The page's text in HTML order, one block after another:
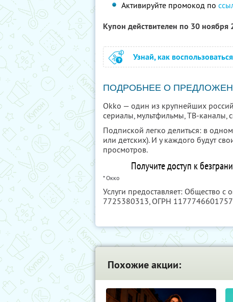
Активируйте промокод по
Купон действителен по 30 ноября
Узнай, как
ПОДРОБНЕЕ О
Okko — один из крупнейших
сериалы, мультфильмы, ТВ-каналы,
Подпиской легко делиться: в
или детских). И у каждого будут
просмотров.
Получите доступ к
* Окко
Услуги предоставляет: Общество с
7725380313, ОГРН 1177746601757
Похожие акции: